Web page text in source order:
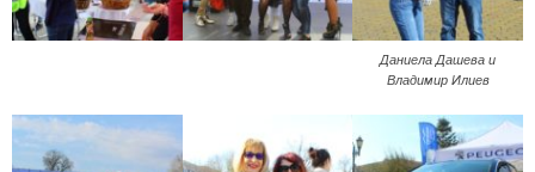
Даниела Дашева и
Владимир Илиев